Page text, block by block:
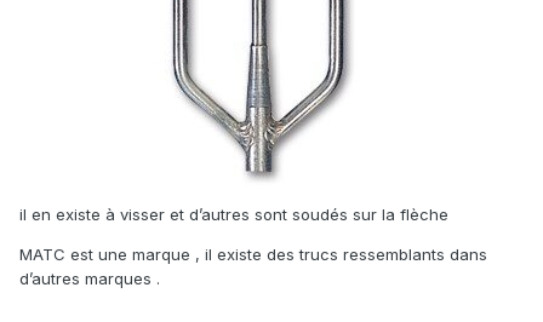
il en existe à visser et d’autres sont soudés sur la flèche
MATC est une marque , il existe des trucs ressemblants dans
d’autres marques .